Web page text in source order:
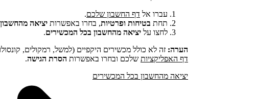
עברו אל דף החשבון שלכם.
תחת בטיחות ופרטיות, בחרו באפשרות יציאה
לחצו על יציאה מהחשבון בכל המכשירים.
הערה: זה לא כולל מכשירים היקפיים (למשל, רמקולים,
דף האפליקציות שלכם ובחרו באפשרות הסרת הגישה.
יציאה מהחשבון בכל המכשירים